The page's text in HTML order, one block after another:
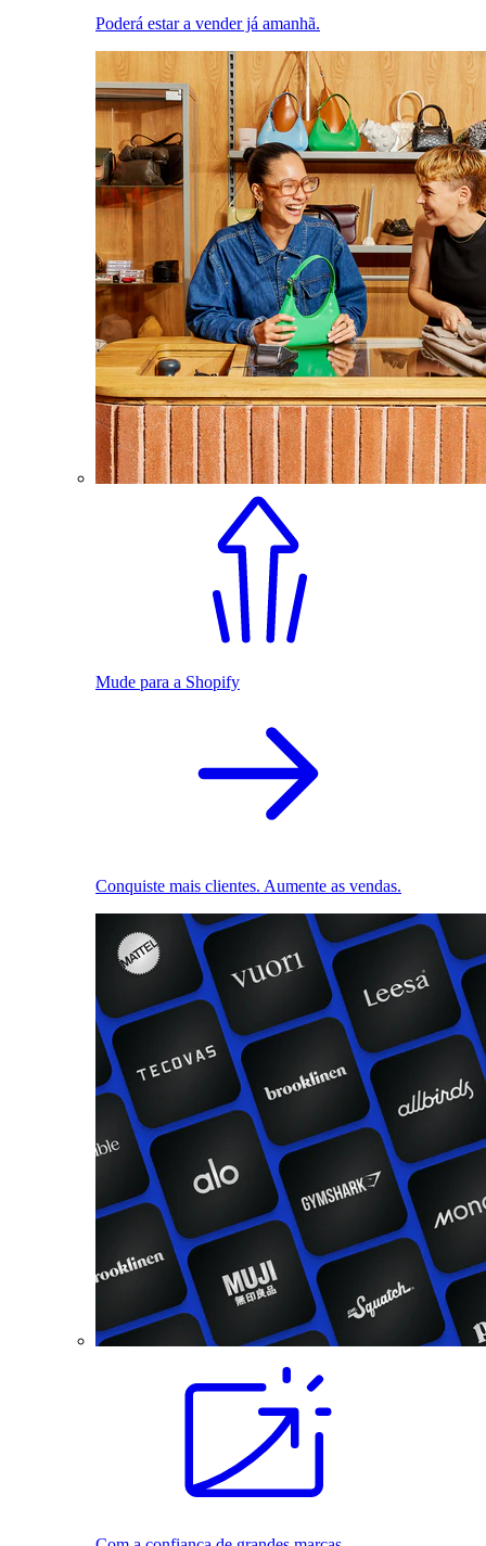
Poderá estar a vender já amanhã.
Mude para a Shopify
Conquiste mais clientes. Aumente as vendas.